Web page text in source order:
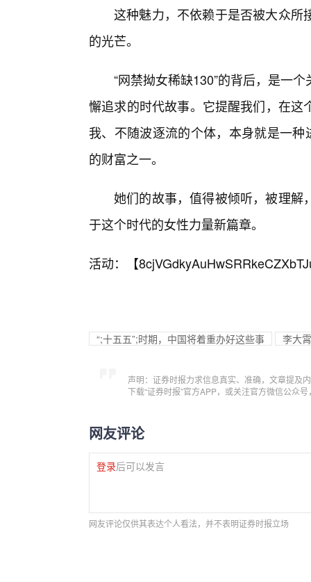
这种魅力，不依赖于是否被大众所
的光芒。
“网禁拗女稀缺130”的背后，是一
懈追求的时代故事。它提醒我们，在
我、不随波逐流的个体，本身就是一
的财富之一。
她们的故事，值得被倾听，被理解
于这个时代的女性力量新篇章。
活动：【
“;十五五”;时期，中国将着重办好这些事 李大
声明：证券时报力求信息真实、准确，文章提及
下载“证券时报”官方APP，或关注官方微信公众
网友评论
登录后可以发言
网友评论仅供其表达个人看法，并不表明证券时报立场